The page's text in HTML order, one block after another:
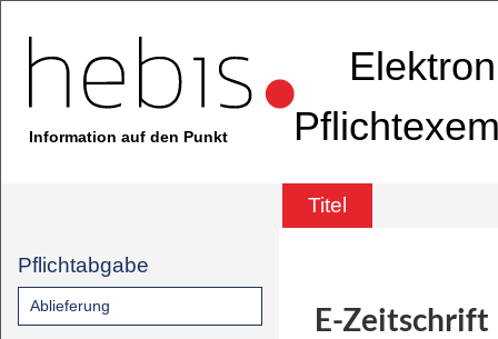
Information auf den Punkt
Titel
Pflichtabgabe
Ablieferung E-Zeitschrift